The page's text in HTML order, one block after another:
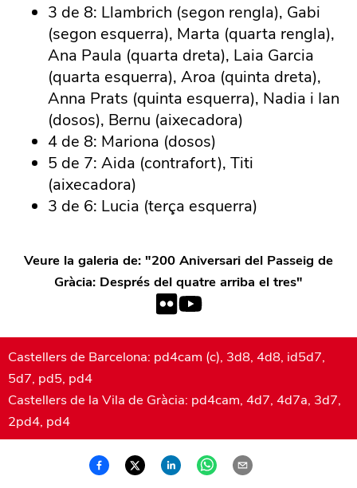
3 de 8: Llambrich (segon rengla), Gabi
(segon esquerra), Marta (quarta rengla),
Ana Paula (quarta dreta), Laia Garcia
(quarta esquerra), Aroa (quinta dreta),
Anna Prats (quinta esquerra), Nadia i Ian
(dosos), Bernu (aixecadora)
4 de 8: Mariona (dosos)
5 de 7: Aida (contrafort), Titi
(aixecadora)
3 de 6: Lucia (terça esquerra)
Veure la galeria de: "200 Aniversari del Passeig de
Gràcia: Després del quatre arriba el tres"
Castellers de Barcelona: pd4cam (c), 3d8, 4d8, id5d7,
5d7, pd5, pd4
Castellers de la Vila de Gràcia: pd4cam, 4d7, 4d7a, 3d7,
2pd4, pd4